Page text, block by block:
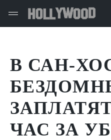
В САН-
ЧАС ЗА